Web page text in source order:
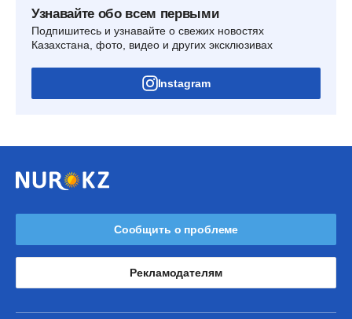
Узнавайте обо всем первыми
Подпишитесь и узнавайте о свежих новостях
Казахстана, фото, видео и других эксклюзивах
Instagram
Сообщить о проблеме
Рекламодателям